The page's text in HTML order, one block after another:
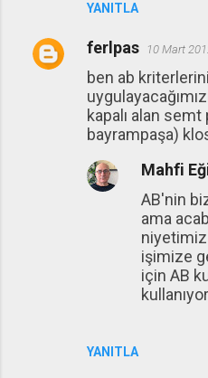
YANITLA
ferlpas 10 Mart
ben ab
kapalı alan
bayrampaşa)
YANITLA
Mahfi
AB'nin
ama
niyetimiz
işimize
için AB